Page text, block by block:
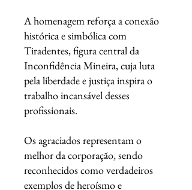
A homenagem reforça a conexão
histórica e simbólica com
Tiradentes, figura central da
Inconfidência Mineira, cuja luta
pela liberdade e justiça inspira o
trabalho incansável desses
profissionais.
Os agraciados representam o
melhor da corporação, sendo
reconhecidos como verdadeiros
exemplos de heroísmo e